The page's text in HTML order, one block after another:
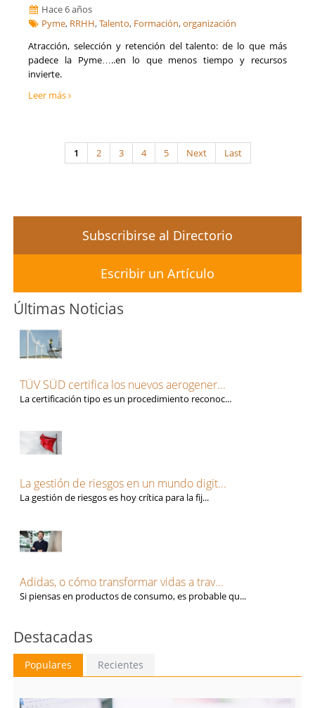
Hace 6 años
Pyme, RRHH,Talento, Formación,organización
Atracción, selección y retención del talento: de lo que más
padece la Pyme…..en lo que menos tiempo y recursos
invierte.
Leer más
1 2 3 4 5 Next Last
Subscribirse al Directorio
Escribir un Artículo
Últimas Noticias
TÜV SÜD certifica los nuevos aerogener...
La certificación tipo es un procedimiento reconoc...
La gestión de riesgos en un mundo digit...
La gestión de riesgos es hoy crítica para la fij...
Adidas, o cómo transformar vidas a trav...
Si piensas en productos de consumo, es probable qu...
Destacadas
Populares Recientes